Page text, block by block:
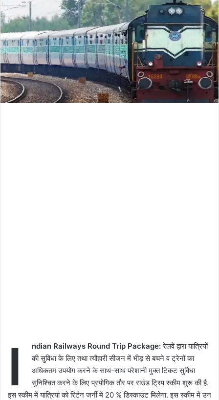
I ndian Railways Round Trip Package:रेलवे द्वारा यात्रियों
की सुविधा के लिए तथा त्यौहारी सीजन में भीड़ से बचने व ट्रेनों का
अधिकतम उपयोग करने के साथ-साथ परेशानी मुक्त टिकट सुविधा
सुनिश्चित करने के लिए प्रयोगिक तौर पर राउंड ट्रिप स्कीम शुरू की है.
इस स्कीम में यात्रियां को रिर्टन जर्नी में 20 % डिस्काउंट मिलेगा. इस स्कीम में उन